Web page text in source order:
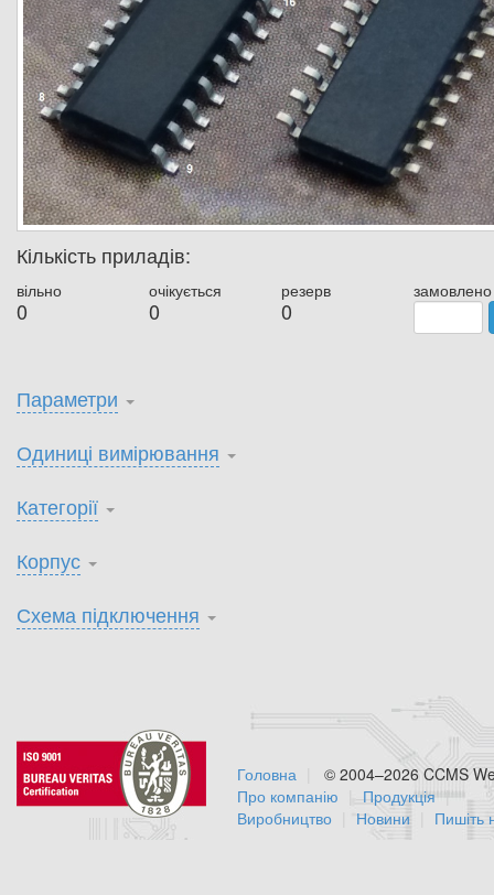
Кількість приладів:
вільно
0
очікується
0
резерв
0
замовлено
Параметри
Одиниці вимірювання
Категорії
Корпус
Схема підключення
© 2004–2026 CCMS
Головна
Про компанію
Продукція
Виробництво
Новини Пишіть